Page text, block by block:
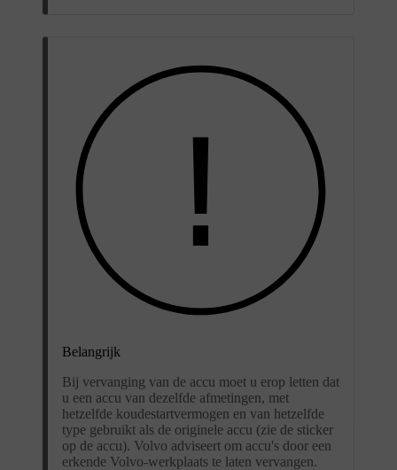
Belangrijk
Bij vervanging van de accu moet u erop letten dat
u een accu van dezelfde afmetingen, met
hetzelfde koudestartvermogen en van hetzelfde
type gebruikt als de originele accu (zie de sticker
op de accu). Volvo adviseert om accu's door een
erkende Volvo-werkplaats te laten vervangen.